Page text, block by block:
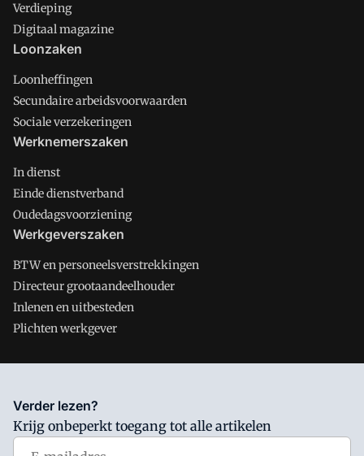
Verdieping
Digitaal magazine
Loonzaken
Loonheffingen
Secundaire arbeidsvoorwaarden
Sociale verzekeringen
Werknemerszaken
In dienst
Einde dienstverband
Oudedagsvoorziening
Werkgeverszaken
BTW en personeelsverstrekkingen
Directeur grootaandeelhouder
Inlenen en uitbesteden
Plichten werkgever
Salarisnet is onderdeel van VMN media. Lees in
waar VMN media voor staat. Op gebruik van deze site zijn de
volgende regelingen van toepassing:Algemene Voorwaarden
Verder lezen?
Krijg onbeperkt toegang tot alle artikelen